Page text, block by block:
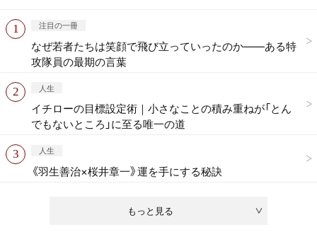
もっと見る
注目の一冊
なぜ若者たちは笑顔で飛び立っていったのか——ある特
攻隊員の最期の言葉
人生
イチローの目標設定術｜小さなことの積み重ねが「とん
でもないところ」に至る唯一の道
人生
《羽生善治×桜井章一》運を手にする秘訣